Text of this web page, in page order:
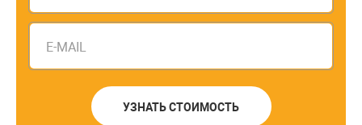
E-MAIL
УЗНАТЬ СТОИМОСТЬ